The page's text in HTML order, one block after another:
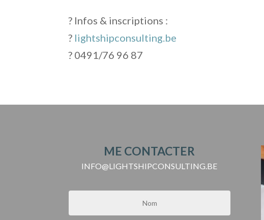
? Infos & inscriptions :
? lightshipconsulting.be
? 0491/76 96 87
ME CONTACTER
INFO@LIGHTSHIPCONSULTING.BE